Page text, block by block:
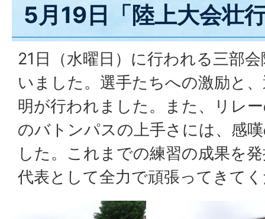
5月19日「陸上大会壮
21日（水曜日）に行われる三部
いました。選手たちへの激励と
明が行われました。また、リレ
のバトンパスの上手さには、感
した。これまでの練習の成果を
代表として全力で頑張ってきて